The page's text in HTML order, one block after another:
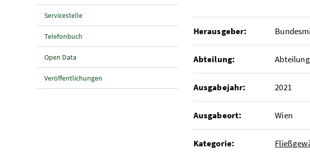
Servicestelle
Telefonbuch
Open Data
Veröffentlichungen
Herausgeber:
Abteilung:
Ausgabejahr: 2021
Ausgabeort: Wien
Kategorie: